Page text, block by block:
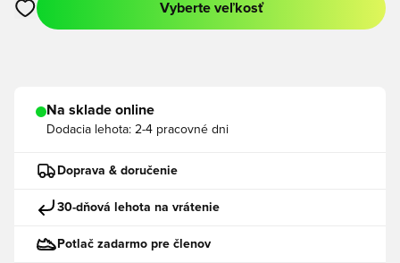
Otvorí modál na prihlásenie alebo registráciu ako člen
Vyberte veľkosť
Na sklade online
Dodacia lehota: 2-4 pracovné dni
Doprava & doručenie
30-dňová lehota na vrátenie
Potlač zadarmo pre členov